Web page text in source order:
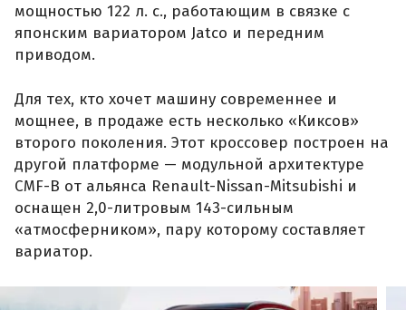
мощностью 122 л. с., работающим в связке с
японским вариатором Jatco и передним
приводом.
Для тех, кто хочет машину современнее и
мощнее, в продаже есть несколько «Киксов»
второго поколения. Этот кроссовер построен на
другой платформе — модульной архитектуре
CMF-B от альянса Renault-Nissan-Mitsubishi и
оснащен 2,0-литровым 143-сильным
«атмосферником», пару которому составляет
вариатор.